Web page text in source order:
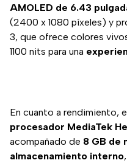
AMOLED de 6.43
(2400 x 1080 píxeles) y
3, que ofrece colores
1100 nits para una
En cuanto a rendimiento,
procesador MediaTek
acompañado de 8 GB de
almacenamiento interno